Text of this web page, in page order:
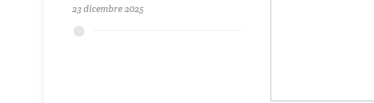
23 dicembre 2025